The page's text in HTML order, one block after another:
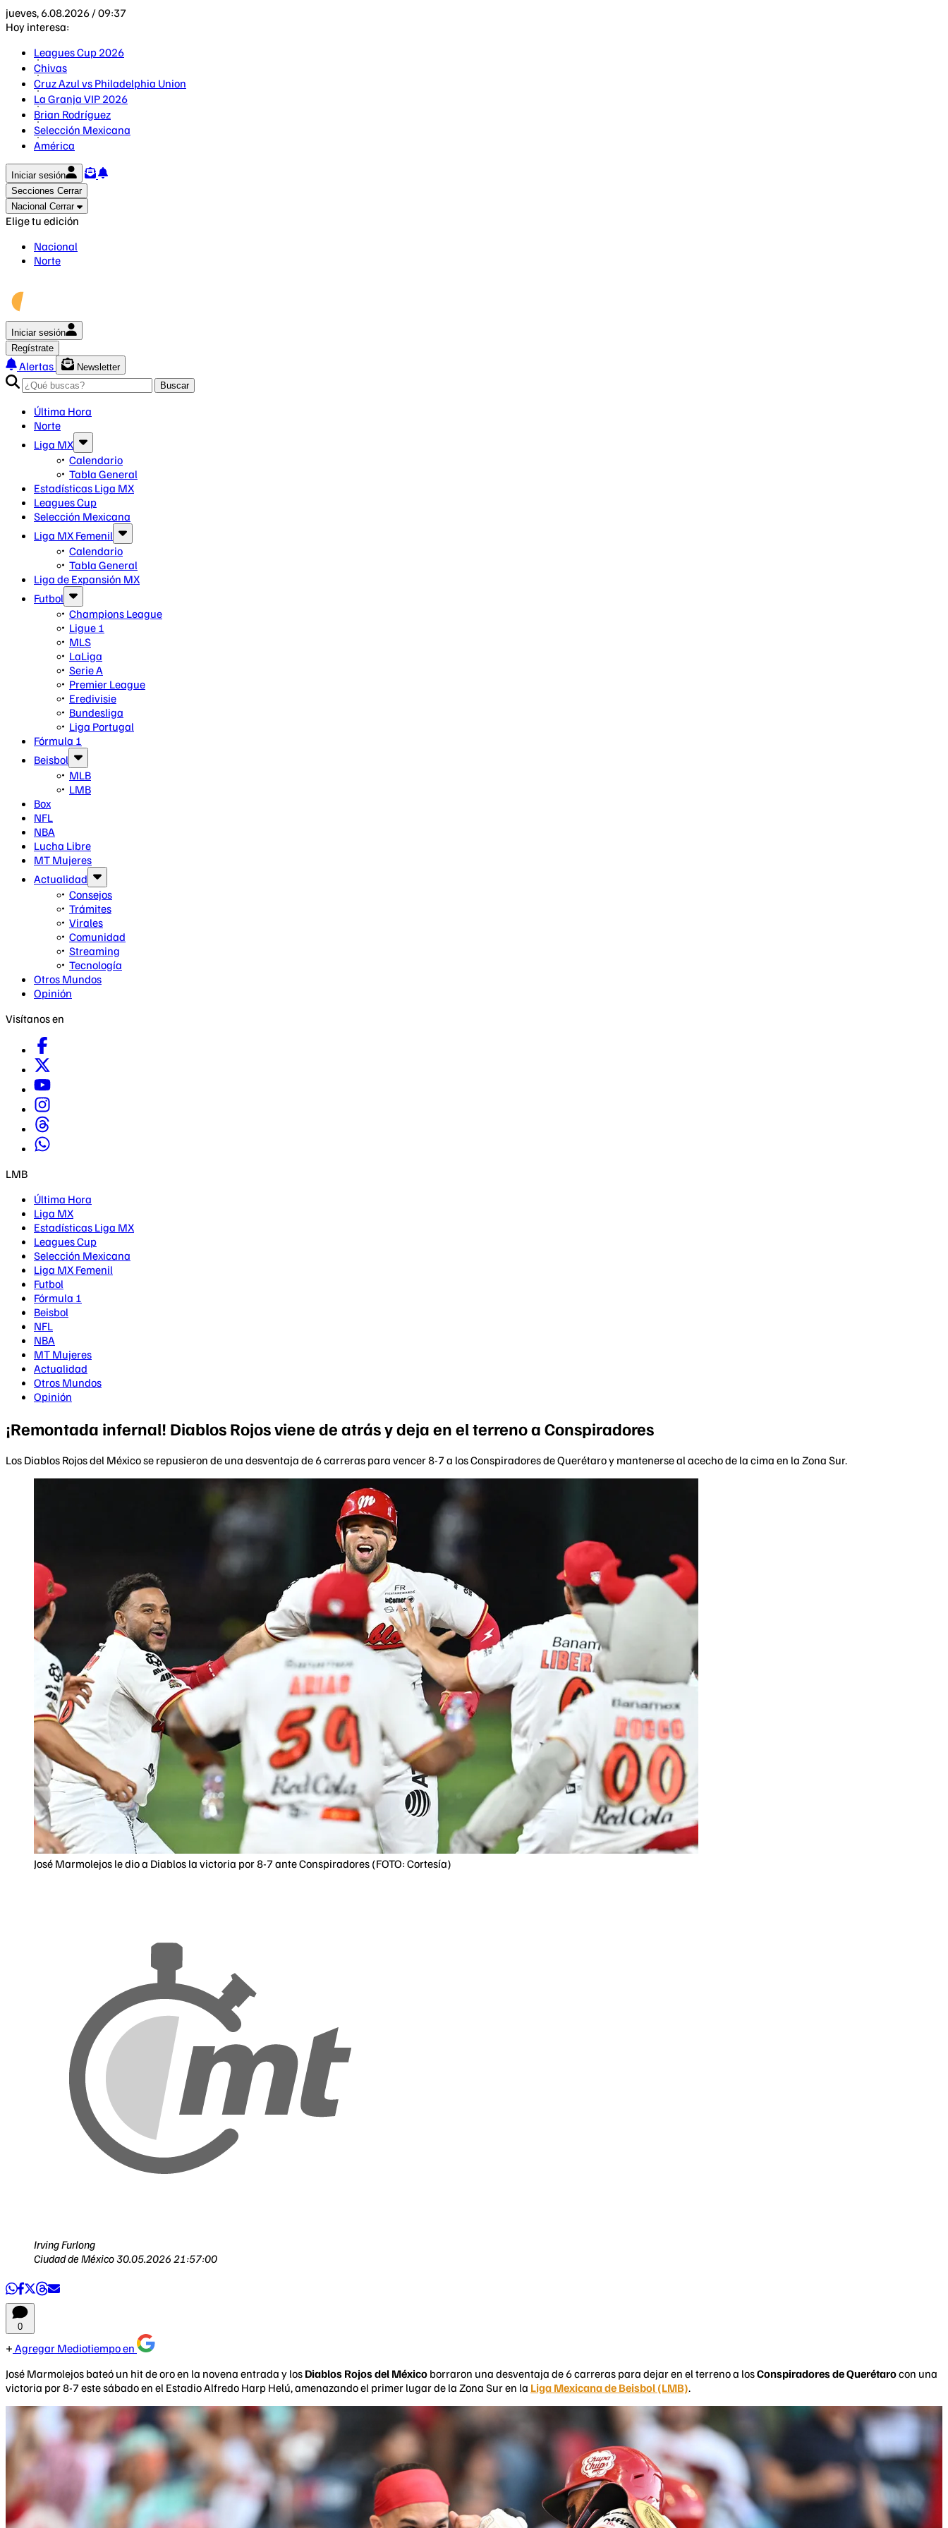
jueves, 6.08.2026 / 09:37
Hoy interesa:
Leagues Cup 2026
Chivas
Cruz Azul vs Philadelphia Union
La Granja VIP 2026
Brian Rodríguez
Selección Mexicana
América
Iniciar sesión
Secciones Cerrar
Nacional Cerrar
Elige tu edición
Nacional
Norte
Iniciar sesión
Regístrate
Alertas
Newsletter
Buscar
Última Hora
Norte
Liga MX
Calendario
Tabla General
Estadísticas Liga MX
Leagues Cup
Selección Mexicana
Liga MX Femenil
Calendario
Tabla General
Liga de Expansión MX
Futbol
Champions League
Ligue 1
MLS
LaLiga
Serie A
Premier League
Eredivisie
Bundesliga
Liga Portugal
Fórmula 1
Beisbol
MLB
LMB
Box
NFL
NBA
Lucha Libre
MT Mujeres
Actualidad
Consejos
Trámites
Virales
Comunidad
Streaming
Tecnología
Otros Mundos
Opinión
Visítanos en
LMB
Última Hora
Liga MX
Estadísticas Liga MX
Leagues Cup
Selección Mexicana
Liga MX Femenil
Futbol
Fórmula 1
Beisbol
NFL
NBA
MT Mujeres
Actualidad
Otros Mundos
Opinión
¡Remontada infernal! Diablos Rojos viene de atrás y deja en el terreno a Conspiradores
Los Diablos Rojos del México se repusieron de una desventaja de 6 carreras para vencer 8-7 a los Conspiradores de Querétaro y mantenerse al acecho de la cima en la Zona Sur.
José Marmolejos le dio a Diablos la victoria por 8-7 ante Conspiradores (FOTO: Cortesía)
Irving Furlong
Ciudad de México30.05.2026 21:57:00
0
Agregar Mediotiempo en
José Marmolejos bateó un hit de oro en la novena entrada y los Diablos Rojos del México borraron una desventaja de 6 carreras para dejar en el terreno a losConspiradores de Querétarocon una
victoria por 8-7 este sábado en el Estadio Alfredo Harp Helú, amenazando el primer lugar de la Zona Sur en la Liga Mexicana de Beisbol (LMB).